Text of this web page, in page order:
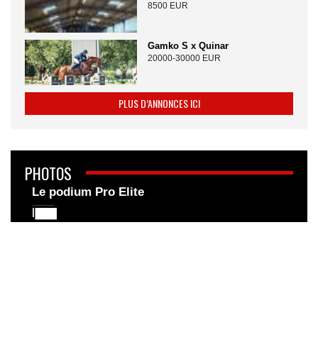
8500 EUR
Gamko S x Quinar
20000-30000 EUR
PLUS D’ANNONCES ICI
PHOTOS
Le podium Pro Elite